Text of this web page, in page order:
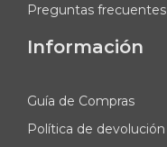
Preguntas frecuentes
Información
Guía de Compras
Política de devolución